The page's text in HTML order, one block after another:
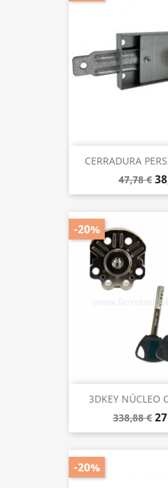
CERRADURA
47,78 €
3DKEY NÚCLEO
338,88 €
-20%
-20%